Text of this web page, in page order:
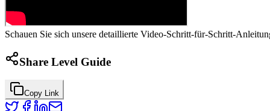
Schauen Sie sich unsere detaillierte Video-Schritt-für-Schritt-
Share Level Guide
Copy Link